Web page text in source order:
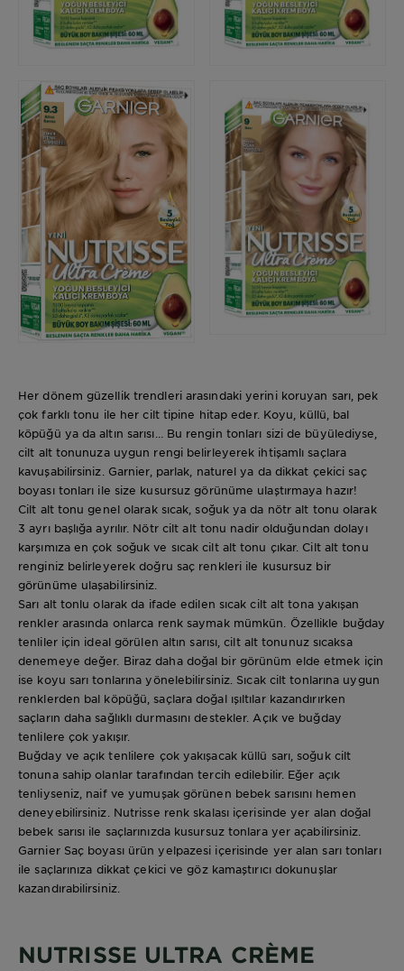
Her dönem güzellik trendleri arasındaki yerini koruyan sarı, pek
çok farklı tonu ile her cilt tipine hitap eder. Koyu, küllü, bal
köpüğü ya da altın sarısı… Bu rengin tonları sizi de büyülediyse,
cilt alt tonunuza uygun rengi belirleyerek ihtişamlı saçlara
kavuşabilirsiniz. Garnier, parlak, naturel ya da dikkat çekici saç
boyası tonları ile size kusursuz görünüme ulaştırmaya hazır!
Cilt alt tonu genel olarak sıcak, soğuk ya da nötr alt tonu olarak
3 ayrı başlığa ayrılır. Nötr cilt alt tonu nadir olduğundan dolayı
karşımıza en çok soğuk ve sıcak cilt alt tonu çıkar. Cilt alt tonu
renginiz belirleyerek doğru saç renkleri ile kusursuz bir
görünüme ulaşabilirsiniz.
Sarı alt tonlu olarak da ifade edilen sıcak cilt alt tona yakışan
renkler arasında onlarca renk saymak mümkün. Özellikle buğday
tenliler için ideal görülen altın sarısı, cilt alt tonunuz sıcaksa
denemeye değer. Biraz daha doğal bir görünüm elde etmek için
ise koyu sarı tonlarına yönelebilirsiniz. Sıcak cilt tonlarına uygun
renklerden bal köpüğü, saçlara doğal ışıltılar kazandırırken
saçların daha sağlıklı durmasını destekler. Açık ve buğday
tenlilere çok yakışır.
Buğday ve açık tenlilere çok yakışacak küllü sarı, soğuk cilt
tonuna sahip olanlar tarafından tercih edilebilir. Eğer açık
tenliyseniz, naif ve yumuşak görünen bebek sarısını hemen
deneyebilirsiniz. Nutrisse renk skalası içerisinde yer alan doğal
bebek sarısı ile saçlarınızda kusursuz tonlara yer açabilirsiniz.
Garnier Saç boyası ürün yelpazesi içerisinde yer alan sarı tonları
ile saçlarınıza dikkat çekici ve göz kamaştırıcı dokunuşlar
kazandırabilirsiniz.
NUTRISSE ULTRA CRÈME